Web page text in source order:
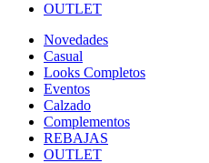
OUTLET
Novedades
Casual
Looks Completos
Eventos
Calzado
Complementos
REBAJAS
OUTLET